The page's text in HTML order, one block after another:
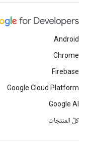
Android
Chrome
Firebase
Google Cloud Platform
Google AI
كلّ المنتجات